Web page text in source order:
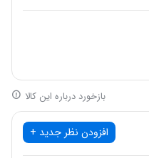
متنوع
آن را بین اتاق‌ها یا محیط‌های
ایده‌آل می‌سازد.
بازخورد درباره این کالا
افزودن نظر جدید +